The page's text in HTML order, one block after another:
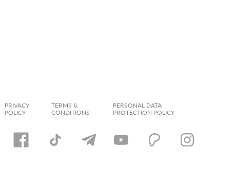
PRIVACY
POLICY
TERMS &
CONDITIONS
PERSONAL DATA
PROTECTION POLICY